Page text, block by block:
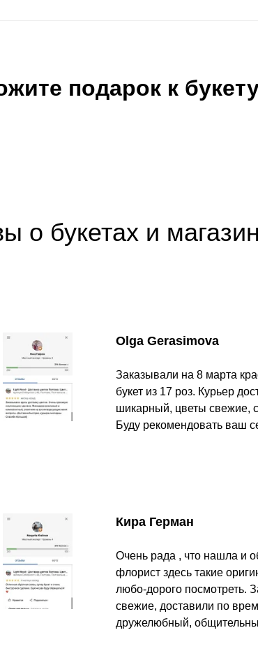
подарок к
о букетах и
Olga Gerasimova
Заказывали на 8 марта
букет из 17 роз. Курьер
шикарный, цветы свежие,
Буду рекомендовать ваш
Кира Герман
Очень рада , что нашла и
флорист здесь такие
любо-дорого посмотреть.
свежие, доставили по
дружелюбный,